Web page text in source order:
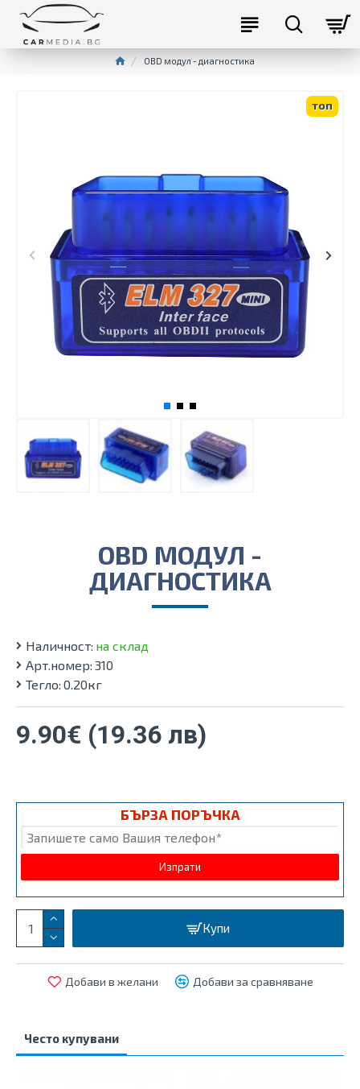
OBD модул - диагностика
топ
OBD МОДУЛ -
ДИАГНОСТИКА
Наличност: на склад
Арт.номер: 310
Тегло: 0.20кг
9.90€ (19.36 лв)
БЪРЗА ПОРЪЧКА
Купи
Добави в желани Добави за сравняване
Често купувани